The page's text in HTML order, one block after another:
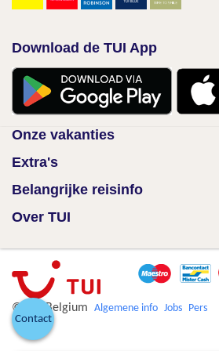
Download de TUI App
Onze vakanties
Extra's
Belangrijke reisinfo
Over TUI
© TUI Belgium Algemene info Jobs Pers
Contact